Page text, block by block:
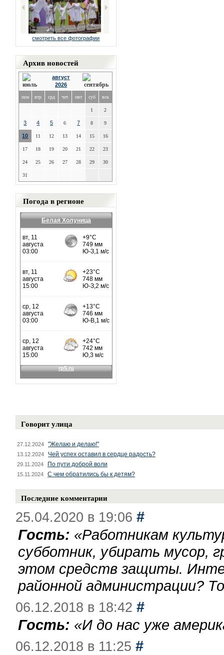
смотреть все фотографии
Архив новостей
август
2026
пон втр срд чет пят суб вск
1 2
3 4 5 6 7 8 9
10 11 12 13 14 15 16
17 18 19 20 21 22 23
24 25 26 27 28 29 30
31
Погода в регионе
Белая Холуница
Говорит улица
27.12.2024 "Желаю и делаю!"
13.12.2024 Чей успех оставил в сердце радость?
29.11.2024 По пути доброй воли
15.11.2024 С чем обратились бы к детям?
Последние комментарии
25.04.2020 в 19:06 #
Гость: «Работникам
субботник, убирать мусор,
этом средств защиты.
районной администрации?
06.12.2018 в 18:42 #
Гость: «И до нас уже
06.12.2018 в 11:25 #